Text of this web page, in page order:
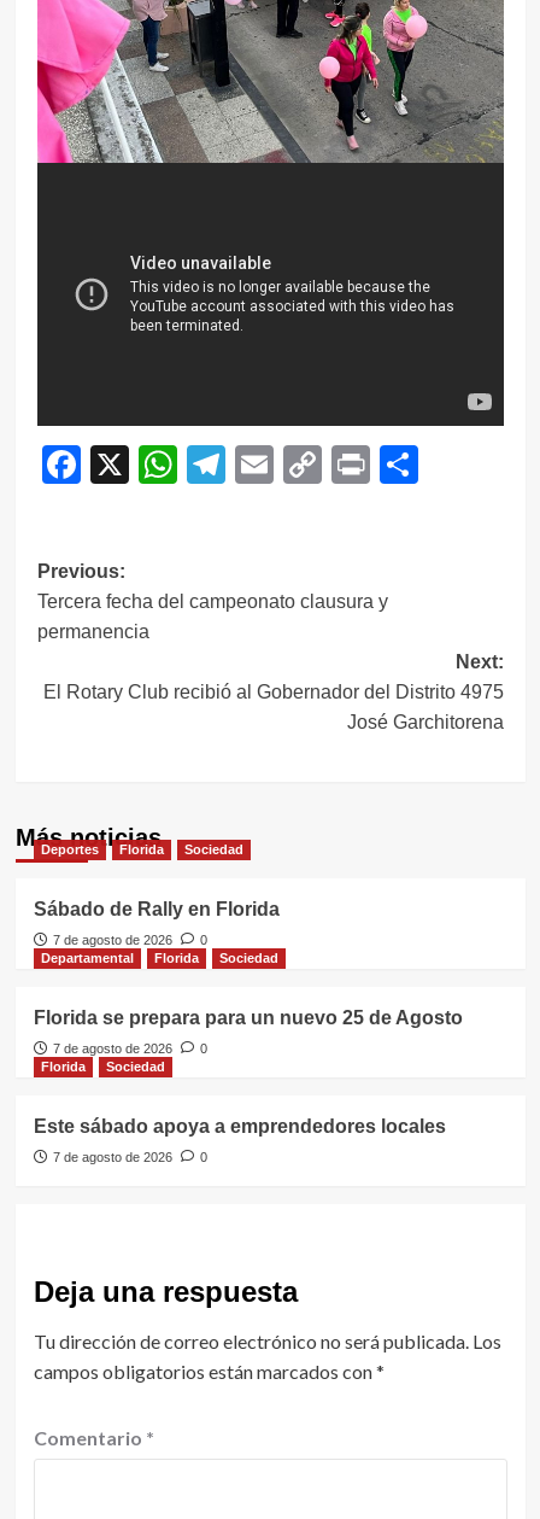
Facebook
X WhatsApp
Telegram
EmailCopy
Print
Navegación
de
entradas
Previous:
Tercera fecha del campeonato clausura y
permanencia
Next:
El Rotary Club recibió al Gobernador del Distrito 4975
José Garchitorena
Más noticias
Deportes Florida Sociedad
Sábado de Rally en Florida
7 de agosto de 2026
0
Departamental
Florida Sociedad
Florida se prepara para un nuevo 25 de Agosto
7 de agosto de 2026
0
Florida
Sociedad
Este sábado apoya a emprendedores locales
7 de agosto de 2026 0
Deja una respuesta
Tu dirección de correo electrónico no será publicada. Los
campos obligatorios están marcados con*
Comentario *